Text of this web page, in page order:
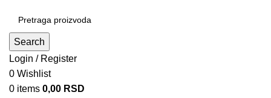
Search
Login / Register
0 Wishlist
0 items 0,00 RSD